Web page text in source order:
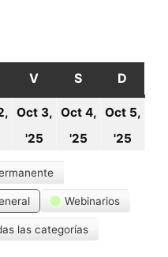
JUEVES
V VIERNES
S SÁBADO
D
octubre,
2025
Oct 3,
'25
octubre,
2025
Oct 4,
'25
2025
Oct 5,
'25
Webinarios
las categorías